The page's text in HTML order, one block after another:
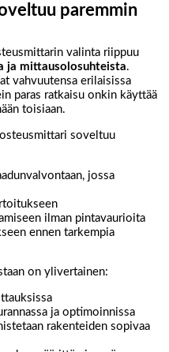
paremmin
valinta riippuu
ja mittausolosuhteista.
vahvuutensa erilaisissa
paras ratkaisu onkin käyttää
toisiaan.
soveltuu
jossa
ilman pintavaurioita
ennen tarkempia
on ylivertainen:
ja optimoinnissa
rakenteiden sopivaa